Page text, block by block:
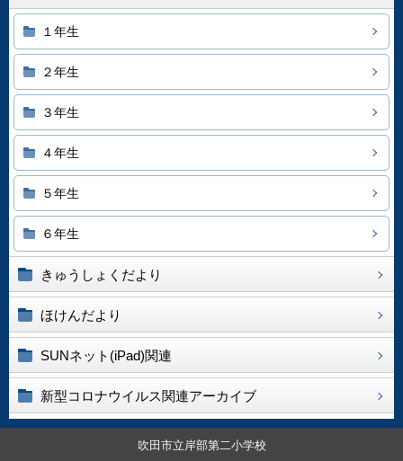
１年生
２年生
３年生
４年生
５年生
６年生
きゅうしょくだより
ほけんだより
SUNネット(iPad)関連
新型コロナウイルス関連アーカイブ
吹田市立岸部第二小学校